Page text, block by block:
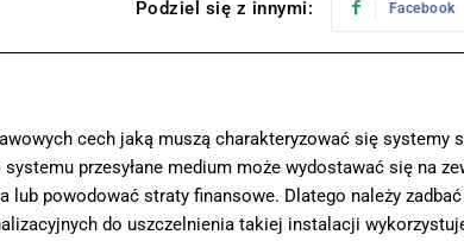
Podziel się z innymi: Facebook
cech jaką muszą charakteryzować się systemy
systemu przesyłane medium może wydostawać się na
lub powodować straty finansowe. Dlatego należy
do uszczelnienia takiej instalacji